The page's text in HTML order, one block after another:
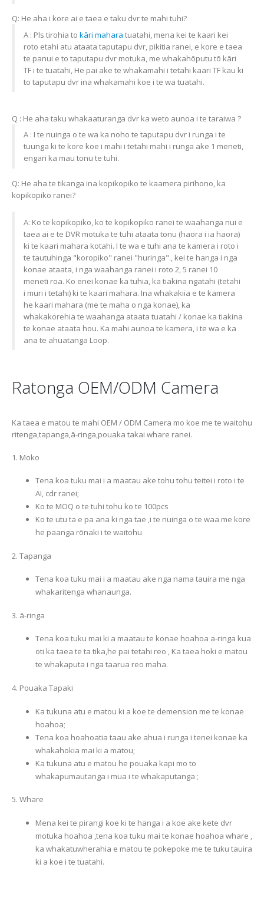
Q: He aha i kore ai e taea e taku dvr te mahi tuhi?
A : Pls tirohia to kāri mahara tuatahi, mena kei te kaari kei
roto etahi atu ataata taputapu dvr, pikitia ranei, e kore e taea
te panui e to taputapu dvr motuka, me whakahōputu tō kāri
TF i te tuatahi, He pai ake te whakamahi i tetahi kaari TF kau ki
to taputapu dvr ina whakamahi koe i te wa tuatahi.
Q : He aha taku whakaaturanga dvr ka weto aunoa i te taraiwa ?
A : I te nuinga o te wa ka noho te taputapu dvr i runga i te
tuunga ki te kore koe i mahi i tetahi mahi i runga ake 1 meneti,
engari ka mau tonu te tuhi.
Q: He aha te tikanga ina kopikopiko te kaamera pirihono, ka
kopikopiko ranei?
A: Ko te kopikopiko, ko te kopikopiko ranei te waahanga nui e
taea ai e te DVR motuka te tuhi ataata tonu (haora i ia haora)
ki te kaari mahara kotahi. I te wa e tuhi ana te kamera i roto i
te tautuhinga "koropiko" ranei "huringa"., kei te hanga i nga
konae ataata, i nga waahanga ranei i roto 2, 5 ranei 10
meneti roa. Ko enei konae ka tuhia, ka tiakina ngatahi (tetahi
i muri i tetahi) ki te kaari mahara. Ina whakakiia e te kamera
he kaari mahara (me te maha o nga konae), ka
whakakorehia te waahanga ataata tuatahi / konae ka tiakina
te konae ataata hou. Ka mahi aunoa te kamera, i te wa e ka
ana te ahuatanga Loop.
Ratonga OEM/ODM Camera
Ka taea e matou te mahi OEM / ODM Camera mo koe me te waitohu
ritenga,tapanga,ā-ringa,pouaka takai whare ranei.
1. Moko
Tena koa tuku mai i a maatau ake tohu tohu teitei i roto i te
AI, cdr ranei;
Ko te MOQ o te tuhi tohu ko te 100pcs
Ko te utu ta e pa ana ki nga tae ,i te nuinga o te waa me kore
he paanga rōnaki i te waitohu
2. Tapanga
Tena koa tuku mai i a maatau ake nga nama tauira me nga
whakaritenga whanaunga.
3. ā-ringa
Tena koa tuku mai ki a maatau te konae hoahoa a-ringa kua
oti ka taea te ta tika,he pai tetahi reo , Ka taea hoki e matou
te whakaputa i nga taarua reo maha.
4. Pouaka Tapaki
Ka tukuna atu e matou ki a koe te demension me te konae
hoahoa;
Tena koa hoahoatia taau ake ahua i runga i tenei konae ka
whakahokia mai ki a matou;
Ka tukuna atu e matou he pouaka kapi mo to
whakapumautanga i mua i te whakaputanga ;
5. Whare
Mena kei te pirangi koe ki te hanga i a koe ake kete dvr
motuka hoahoa ,tena koa tuku mai te konae hoahoa whare ,
ka whakatuwherahia e matou te pokepoke me te tuku tauira
ki a koe i te tuatahi.